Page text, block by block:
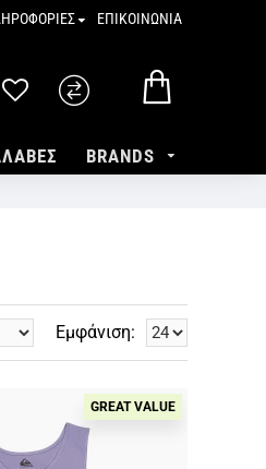
ΕΠΙΚΟΙΝΩΝΙΑ
BRANDS
Εμφάνιση:
GREAT VALUE